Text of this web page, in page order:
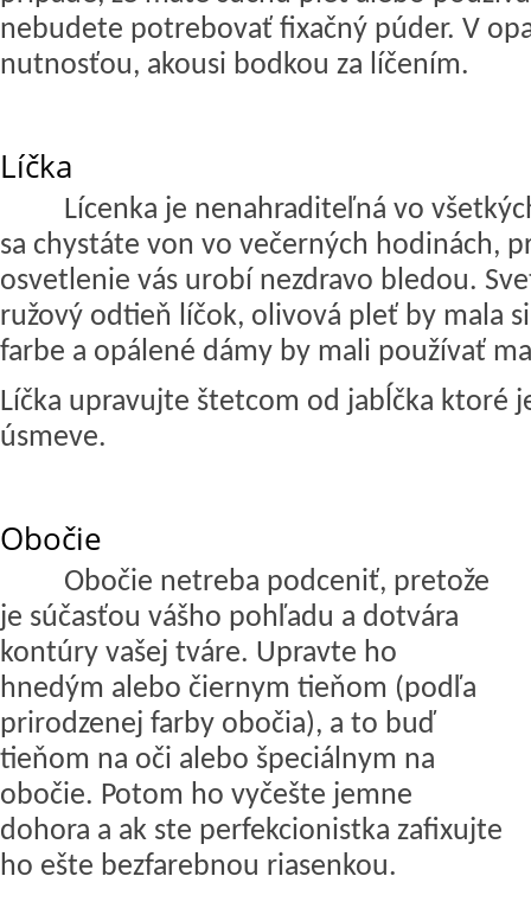
nebudete potrebovať fixačný púder. V
nutnosťou, akousi bodkou za líčením.
Líčka
Lícenka je nenahraditeľná vo
sa chystáte von vo večerných hodinách,
osvetlenie vás urobí nezdravo bledou.
ružový odtieň líčok, olivová pleť by mala
farbe a opálené dámy by mali používať
Líčka upravujte štetcom od jabĺčka ktoré
úsmeve.
Obočie
Obočie netreba podceniť, pretože
je súčasťou vášho pohľadu a dotvára
kontúry vašej tváre. Upravte ho
hnedým alebo čiernym tieňom (podľa
prirodzenej farby obočia), a to buď
tieňom na oči alebo špeciálnym na
obočie. Potom ho vyčešte jemne
dohora a ak ste perfekcionistka zafixujte
ho ešte bezfarebnou riasenkou.